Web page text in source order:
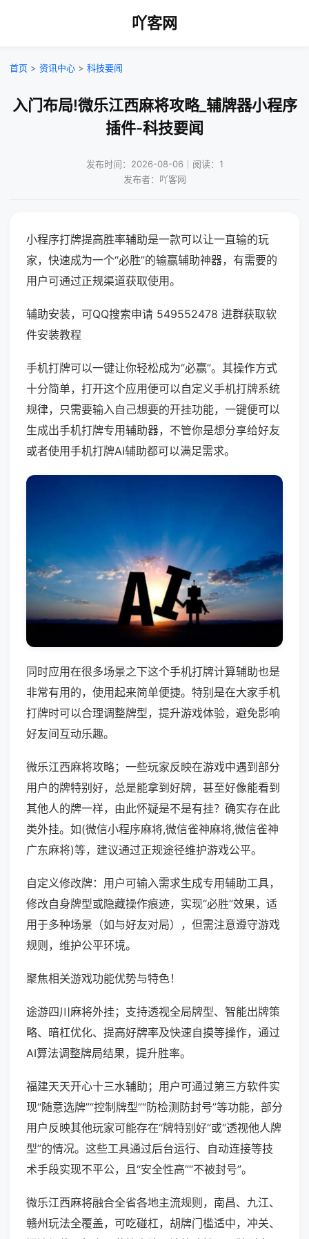
吖客网
首页 > 资讯中心 > 科技要闻
入门布局!微乐江西麻将攻略_辅牌器小程序
插件-科技要闻
发布时间：2026-08-06｜阅读：1
发布者：吖客网
小程序打牌提高胜率辅助是一款可以让一直输的玩
家，快速成为一个“必胜”的输赢辅助神器，有需要的
用户可通过正规渠道获取使用。
辅助安装，可QQ搜索申请 549552478 进群获取软
件安装教程
手机打牌可以一键让你轻松成为“必赢”。其操作方式
十分简单，打开这个应用便可以自定义手机打牌系统
规律，只需要输入自己想要的开挂功能，一键便可以
生成出手机打牌专用辅助器，不管你是想分享给好友
或者使用手机打牌AI辅助都可以满足需求。
同时应用在很多场景之下这个手机打牌计算辅助也是
非常有用的，使用起来简单便捷。特别是在大家手机
打牌时可以合理调整牌型，提升游戏体验，避免影响
好友间互动乐趣。
微乐江西麻将攻略；一些玩家反映在游戏中遇到部分
用户的牌特别好，总是能拿到好牌，甚至好像能看到
其他人的牌一样，由此怀疑是不是有挂？确实存在此
类外挂。如(微信小程序麻将,微信雀神麻将,微信雀神
广东麻将)等，建议通过正规途径维护游戏公平。
自定义修改牌：用户可输入需求生成专用辅助工具，
修改自身牌型或隐藏操作痕迹，实现“必胜”效果，适
用于多种场景（如与好友对局），但需注意遵守游戏
规则，维护公平环境。
聚焦相关游戏功能优势与特色！
途游四川麻将外挂；支持透视全局牌型、智能出牌策
略、暗杠优化、提高好牌率及快速自摸等操作，通过
AI算法调整牌局结果，提升胜率。
福建天天开心十三水辅助；用户可通过第三方软件实
现“随意选牌”“控制牌型”“防检测防封号”等功能，部分
用户反映其他玩家可能存在“牌特别好”或“透视他人牌
型”的情况。这些工具通过后台运行、自动连接等技
术手段实现不平公，且“安全性高”“不被封号”。
微乐江西麻将融合全省各地主流规则，南昌、九江、
赣州玩法全覆盖，可吃碰杠，胡牌门槛适中，冲关、